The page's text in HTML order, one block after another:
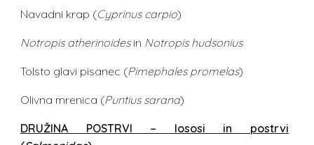
Navadni krap (Cyprinus carpio)
Notropis atherinoidesin Notropis hudsonius
Tolsto glavi pisanec (Pimephales promelas)
Olivna mrenica (Puntius sarana)
DRUŽINA POSTRVI – lososi in postrvi